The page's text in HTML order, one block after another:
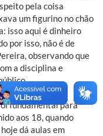
pela coisa
um figurino no chão
isso aqui é dinheiro
por isso, não é de
observando que
a disciplina e
fundamental para
aos 18, quando
dá aulas em